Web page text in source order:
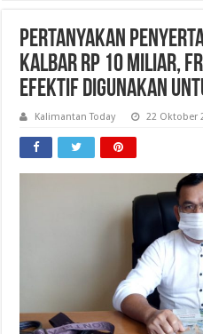
Pertanyakan
Kalbar Rp 10 Miliar,
Efektif Digunakan
Kalimantan Today 22 Oktober